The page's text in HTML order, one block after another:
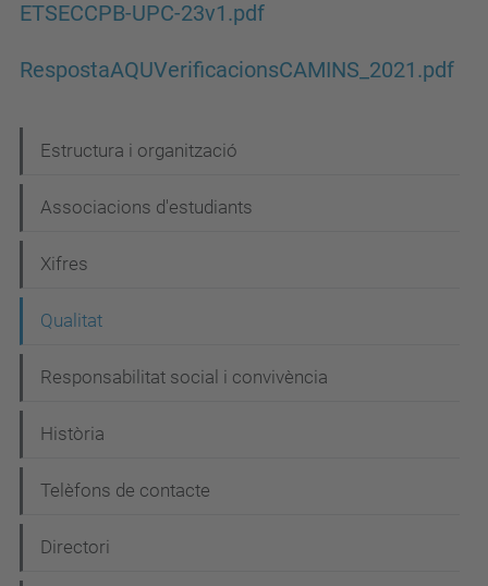
ETSECCPB-UPC-23v1.pdf
RespostaAQUVerificacionsCAMINS_2021.pdf
a
v
g
a
i
ó
Estructura i organització
Associacions d'estudiants
Xifres
Qualitat
Responsabilitat social i convivència
Història
Telèfons de contacte
Directori